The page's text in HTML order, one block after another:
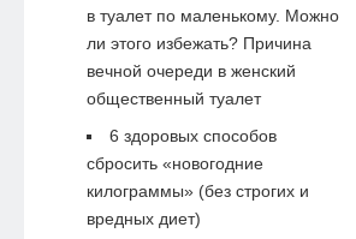
в туалет по маленькому. Можно
ли этого избежать? Причина
вечной очереди в женский
общественный туалет
6 здоровых способов
сбросить «новогодние
килограммы» (без строгих и
вредных диет)